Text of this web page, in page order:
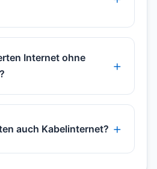
Internet ohne
auch Kabelinternet?